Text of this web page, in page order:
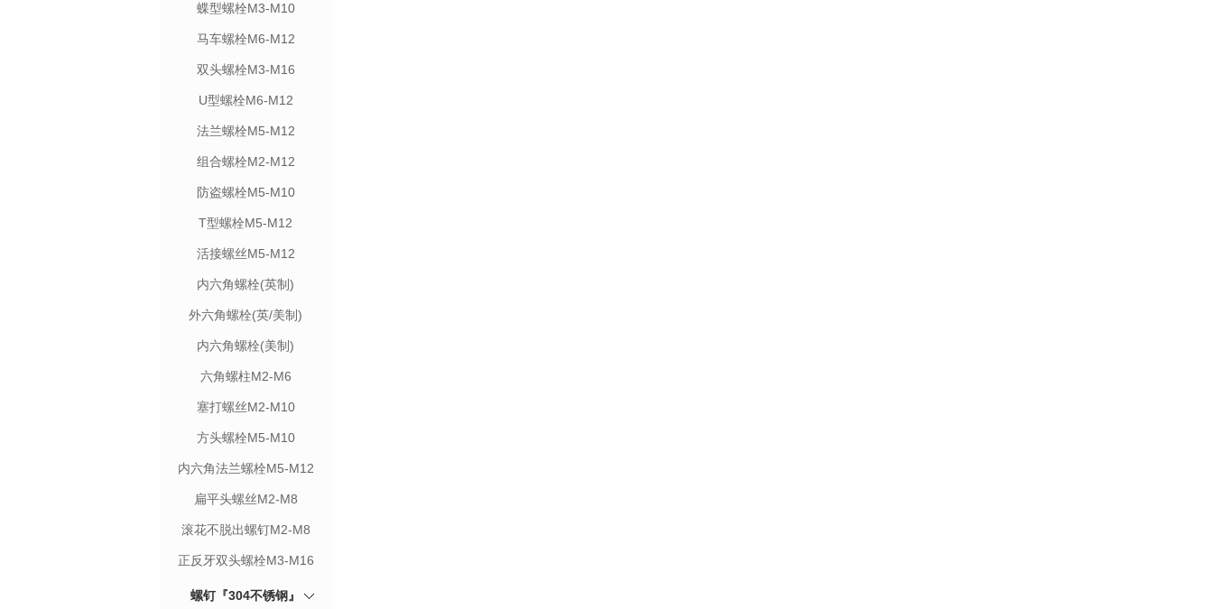
蝶型螺栓M3-M10
马车螺栓M6-M12
双头螺栓M3-M16
U型螺栓M6-M12
法兰螺栓M5-M12
组合螺栓M2-M12
防盗螺栓M5-M10
T型螺栓M5-M12
活接螺丝M5-M12
内六角螺栓(英制)
外六角螺栓(英/美制)
内六角螺栓(美制)
六角螺柱M2-M6
塞打螺丝M2-M10
方头螺栓M5-M10
内六角法兰螺栓M5-M12
扁平头螺丝M2-M8
滚花不脱出螺钉M2-M8
正反牙双头螺栓M3-M16
螺钉『304不锈钢』